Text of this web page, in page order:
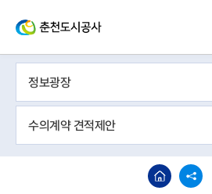
정보광장
수의계약 견적제안